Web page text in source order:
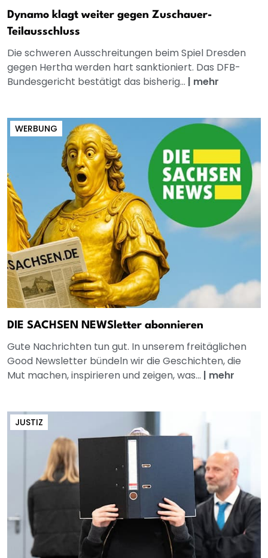
Dynamo klagt weiter gegen Zuschauer-
Teilausschluss
Die schweren Ausschreitungen beim Spiel Dresden
gegen Hertha werden hart sanktioniert. Das DFB-
Bundesgericht bestätigt das bisherig... | mehr
WERBUNG
DIE SACHSEN NEWSletter abonnieren
Gute Nachrichten tun gut. In unserem freitäglichen
Good Newsletter bündeln wir die Geschichten, die
Mut machen, inspirieren und zeigen, was... | mehr
JUSTIZ